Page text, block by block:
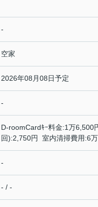
-
空家
2026年08月08日予定
-
D-roomCardｷｰ料金:1万6,500
回):2,750円 室内清掃費用:6
-
- / -